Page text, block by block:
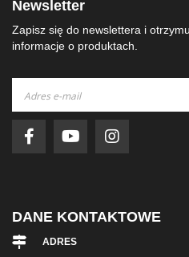
Newsletter
Zapisz się do newslettera i
informacje o produktach.
nasz
newsletter:
DANE KONTAKTOWE
ADRES